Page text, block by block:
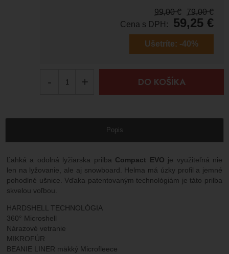
99,00 € 79,00 €
Cena s DPH:
59,25 €
Ušetríte: -40%
- + DO KOŠÍKA
Popis
Ľahká a odolná lyžiarska prilba Compact EVO je využiteľná nie
len na lyžovanie, ale aj snowboard. Helma má úzky profil a jemné
pohodlné ušnice. Vďaka patentovaným technológiám je táto prilba
skvelou voľbou.
HARDSHELL TECHNOLÓGIA
360° Microshell
Nárazové vetranie
MIKROFÚR
BEANIE LINER mäkký Microfleece